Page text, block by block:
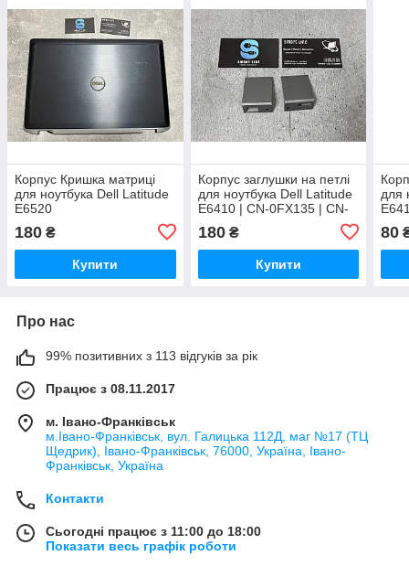
Корпус Кришка матриці
для ноутбука Dell Latitude
E6520
180 ₴
Купити
Корпус заглушки на петлі
для ноутбука Dell Latitude
E6410 | CN-0FX135 | CN-
180₴
Купити
для
80
Про нас
99% позитивних з 113 відгуків за рік
Працює з 08.11.2017
м. Івано-Франківськ
м.Івано-Франківськ, вул. Галицька 112Д, маг №17 (ТЦ
Щедрик), Івано-Франківськ, 76000, Україна, Івано-
Франківськ, Україна
Контакти
Сьогодні працює з 11:00 до 18:00
Показати весь графік роботи